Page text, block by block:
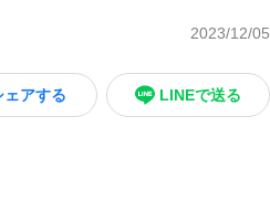
2023/12/05
ェアする LINEで送る